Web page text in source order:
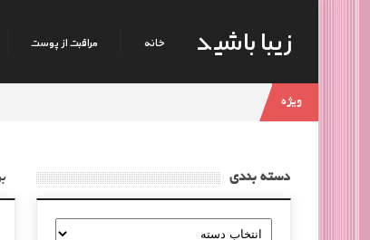
زیبا باشید خانه مراقبت از پوست
ویژه
دسته بندی
دسته